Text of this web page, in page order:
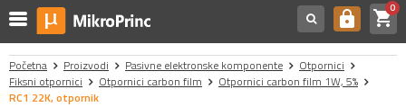
https shopping_cart0
Početna Proizvodi Pasivne elektronske komponente
Otpornici
Fiksni otpornici
Otpornici carbon film
Otpornici carbon film 1W, 5%
RC1 22K, otpornik